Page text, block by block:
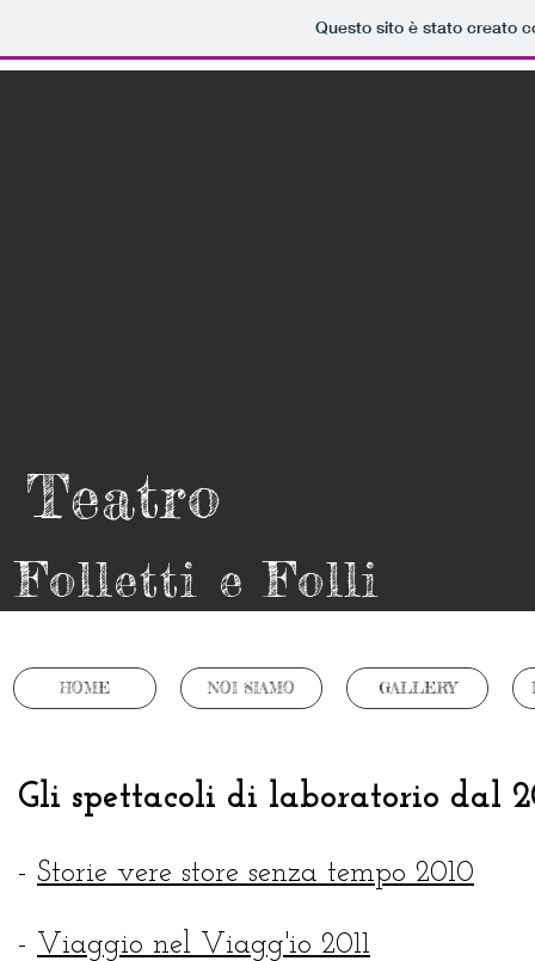
Questo sito è stato creato
Folletti e Folli
Teatro
HOME NOI SIAMO GALLERY
Gli spettacoli di laboratorio dal
- Storie vere store senza tempo 2010
- Viaggio nel Viagg'io 2011